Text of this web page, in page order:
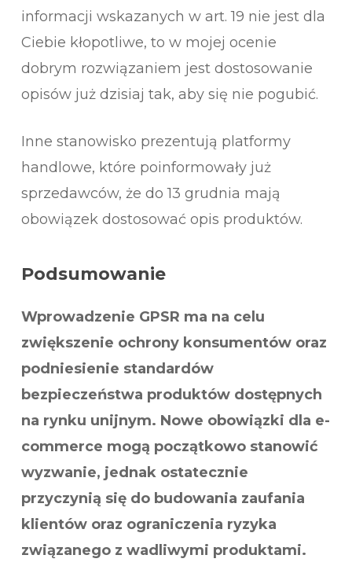
informacji wskazanych w art. 19 nie jest dla
Ciebie kłopotliwe, to w mojej ocenie
dobrym rozwiązaniem jest dostosowanie
opisów już dzisiaj tak, aby się nie pogubić.
Inne stanowisko prezentują platformy
handlowe, które poinformowały już
sprzedawców, że do 13 grudnia mają
obowiązek dostosować opis produktów.
Podsumowanie
Wprowadzenie GPSR ma na celu
zwiększenie ochrony konsumentów oraz
podniesienie standardów
bezpieczeństwa produktów dostępnych
na rynku unijnym. Nowe obowiązki dla e-
commerce mogą początkowo stanowić
wyzwanie, jednak ostatecznie
przyczynią się do budowania zaufania
klientów oraz ograniczenia ryzyka
związanego z wadliwymi produktami.